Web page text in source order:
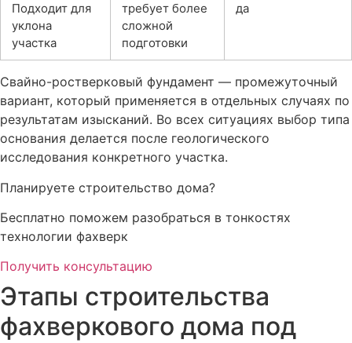
Подходит для
уклона
участка
требует более
сложной
подготовки
да
Свайно-ростверковый фундамент — промежуточный
вариант, который применяется в отдельных случаях по
результатам изысканий. Во всех ситуациях выбор типа
основания делается после геологического
исследования конкретного участка.
Планируете строительство дома?
Бесплатно поможем разобраться в тонкостях
технологии фахверк
Получить консультацию
Этапы строительства
фахверкового дома под